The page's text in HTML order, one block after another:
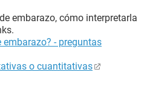
embarazo, cómo interpretarla
- preguntas
o cuantitativas